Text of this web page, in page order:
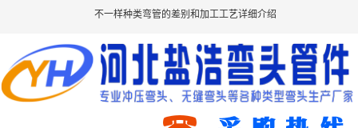
不一样种类弯管的差别和加工工艺详细介绍